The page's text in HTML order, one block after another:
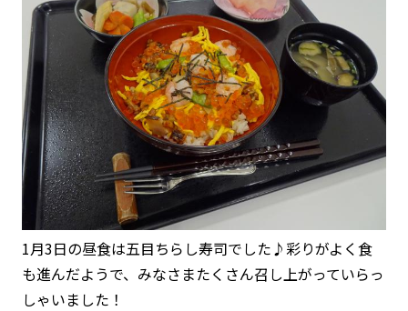
1月3日の昼食は五目ちらし寿司でした♪彩りがよく食
も進んだようで、みなさまたくさん召し上がっていらっ
しゃいました！